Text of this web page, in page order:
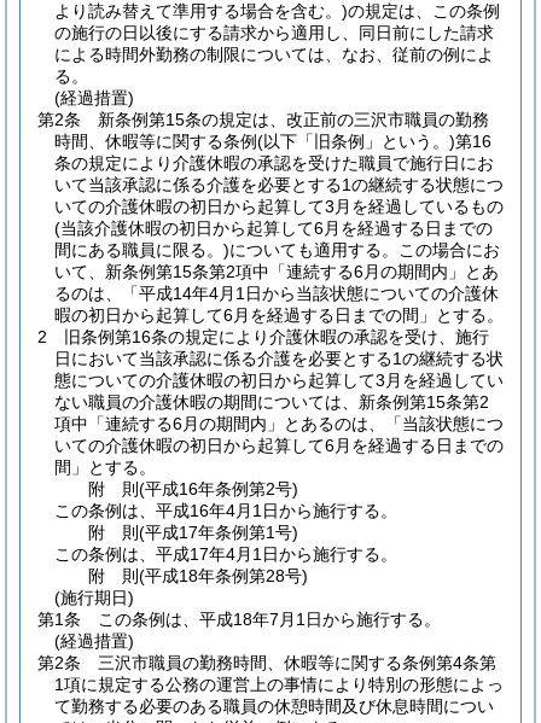
より読み替えて準用する場合を含む。)の規定は、この条例
の施行の日以後にする請求から適用し、同日前にした請求
による時間外勤務の制限については、なお、従前の例によ
る。
(経過措置)
第2条
新条例第15条の規定は、改正前の三沢市職員の勤務
時間、休暇等に関する条例(以下「旧条例」という。)第16
条の規定により介護休暇の承認を受けた職員で施行日にお
いて当該承認に係る介護を必要とする1の継続する状態につ
いての介護休暇の初日から起算して3月を経過しているもの
(当該介護休暇の初日から起算して6月を経過する日までの
間にある職員に限る。)についても適用する。
この場合にお
いて、新条例第15条第2項中「連続する6月の期間内」とあ
るのは、「平成14年4月1日から当該状態についての介護休
暇の初日から起算して6月を経過する日までの間」とする。
2
旧条例第16条の規定により介護休暇の承認を受け、施行
日において当該承認に係る介護を必要とする1の継続する状
態についての介護休暇の初日から起算して3月を経過してい
ない職員の介護休暇の期間については、新条例第15条第2
項中「連続する6月の期間内」とあるのは、「当該状態につ
いての介護休暇の初日から起算して6月を経過する日までの
間」とする。
附 則(平成16年条例第2号)
この条例は、平成16年4月1日から施行する。
附 則(平成17年条例第1号)
この条例は、平成17年4月1日から施行する。
附 則(平成18年条例第28号)
(施行期日)
第1条
この条例は、平成18年7月1日から施行する。
(経過措置)
第2条
三沢市職員の勤務時間、休暇等に関する条例第4条第
1項に規定する公務の運営上の事情により特別の形態によっ
て勤務する必要のある職員の休憩時間及び休息時間につい